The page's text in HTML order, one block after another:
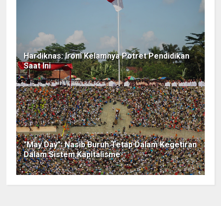
Hardiknas: Ironi Kelamnya Potret Pendidikan
Saat Ini
"May Day": Nasib Buruh Tetap Dalam Kegetiran
Dalam Sistem Kapitalisme